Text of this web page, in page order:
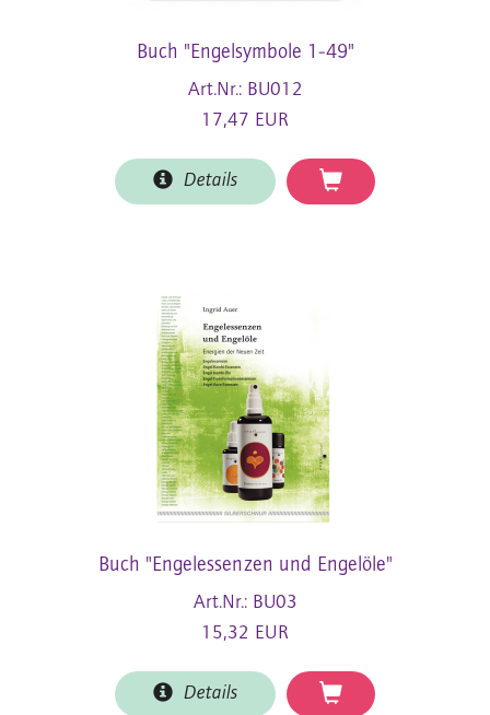
Buch "Engelsymbole 1-49"
Art.Nr.: BU012
17,47 EUR
Details
Buch "Engelessenzen und Engelöle"
Art.Nr.: BU03
15,32 EUR
Details